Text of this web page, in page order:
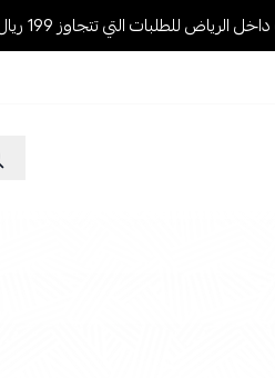
التي تتجاوز 199 ريال🚚